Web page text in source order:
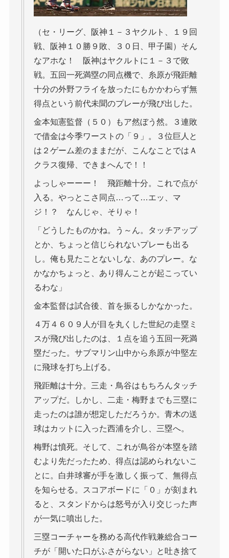
（セ・リーグ、阪神１－３ヤクルト、１９回
戦、阪神１０勝９敗、３０日、甲子園）そん
なアホな！ 阪神はヤクルトに１－３で敗
戦。五回一死満塁の同点機で、糸原が飛距離
十分の外野フライを放ったにもかかわらず無
得点という前代未聞のプレーが飛び出した。
金本知憲監督（５０）もア然ぼう然。３連敗
で借金は今季ワーストの「９」。３位巨人と
は２ゲーム差のままだが、こんなことではＡ
クラス復帰、できまへんで！！
よっしゃーーー！ 飛距離十分。これで点が
入る。やっとこさ同点…って…エッ、マ
ジ！？ なんじゃ、そりゃ！
「どうしたものかね。う～ん。タッチアップ
とか、ちょっと信じられないプレーも出る
し。俺も見たことないしな、あのプレー。な
かなかちょっと、あり得んことが起こってい
るわな」
金本監督は試合後、首を振るしかなかった。
４万４６０９人が目を丸くした世紀の走塁ミ
スが飛び出したのは、１点を追う五回一死満
塁だった。サブマリン山中から糸原が中堅左
に飛球を打ち上げる。
飛距離は十分。三走・鳥谷はもちろんタッチ
アップだ。しかし、二走・梅野までも三塁に
走ったのは誰が想定しただろうか。青木の送
球はカットに入った西浦を介し、三塁へ。
梅野は憤死。そして、これが鳥谷が本塁を踏
むより先だったため、得点は認められないこ
とに。白井球審が手を激しく振って、無得点
を知らせる。スコアボードに「０」が刻まれ
ると、スタンドからは怒号が入り交じった声
が一気に噴出した。
三塁コーチャーを務める高代作戦兼総合コー
チが「開いた口がふさがらない」と吐き捨て